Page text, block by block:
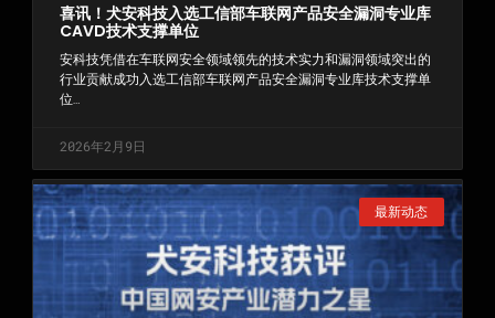
喜讯！犬安科技入选工信部车联网产品安全漏洞专业库
CAVD技术支撑单位
安科技凭借在车联网安全领域领先的技术实力和漏洞领域突出的
行业贡献成功入选工信部车联网产品安全漏洞专业库技术支撑单
位…
2026年2月9日
最新动态